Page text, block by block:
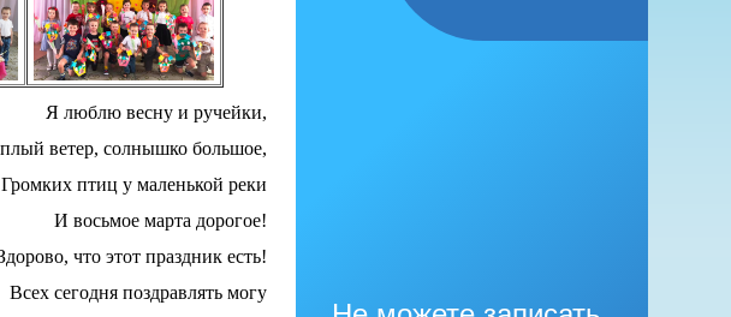
Я люблю весну и ручейки,
ветер, солнышко большое,
Громких птиц у маленькой реки
И восьмое марта дорогое!
что этот праздник есть!
Всех сегодня поздравлять могу